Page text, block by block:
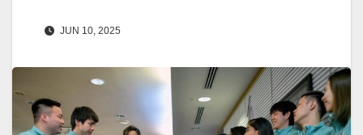
JUN 10, 2025